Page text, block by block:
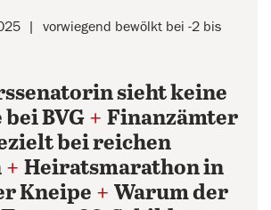
vorwiegend bewölkt bei -2 bis
sieht keine
BVG + Finanzämter
bei reichen
+ Heiratsmarathon in
Kneipe + Warum der